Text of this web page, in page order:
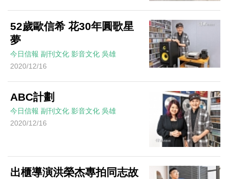
52歲歐信希 花30年圓歌星
夢
今日信報 副刊文化 影音文化 吳雄
2020/12/16
ABC計劃
今日信報 副刊文化 影音文化 吳雄
2020/12/16
出櫃導演洪榮杰專拍同志故